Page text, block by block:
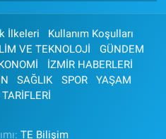
İlkeleri
Kullanım Koşulları
VE TEKNOLOJİ
GÜNDEM
İZMİR HABERLERİ
SAĞLIK SPOR
YAŞAM
TE Bilişim